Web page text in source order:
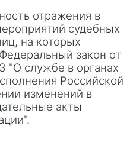
отражения в
судебных
на которых
закон от
"О службе в органах
Российской
изменений в
акты